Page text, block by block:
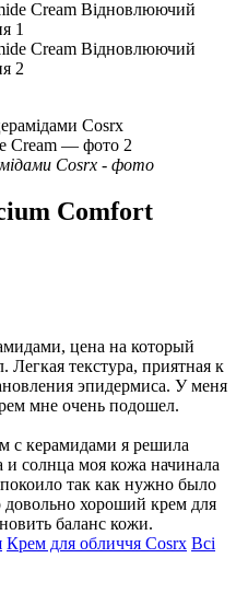
Cosrx - фото
Comfort
цена на который
текстура, приятная к
эпидермиса. У меня
мне очень подошел.
с керамидами я решила
и солнца моя кожа начинала
так как нужно было
довольно хороший крем для
баланс кожи.
Крем для обличчя Cosrx Всі